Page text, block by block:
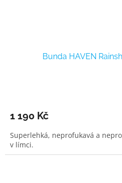
Bunda HAVEN
1 190 Kč
Superlehká, neprofukavá a
v límci.